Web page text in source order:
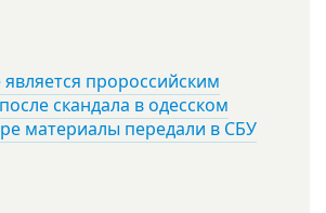
является пророссийским
скандала в одесском
материалы передали в СБУ